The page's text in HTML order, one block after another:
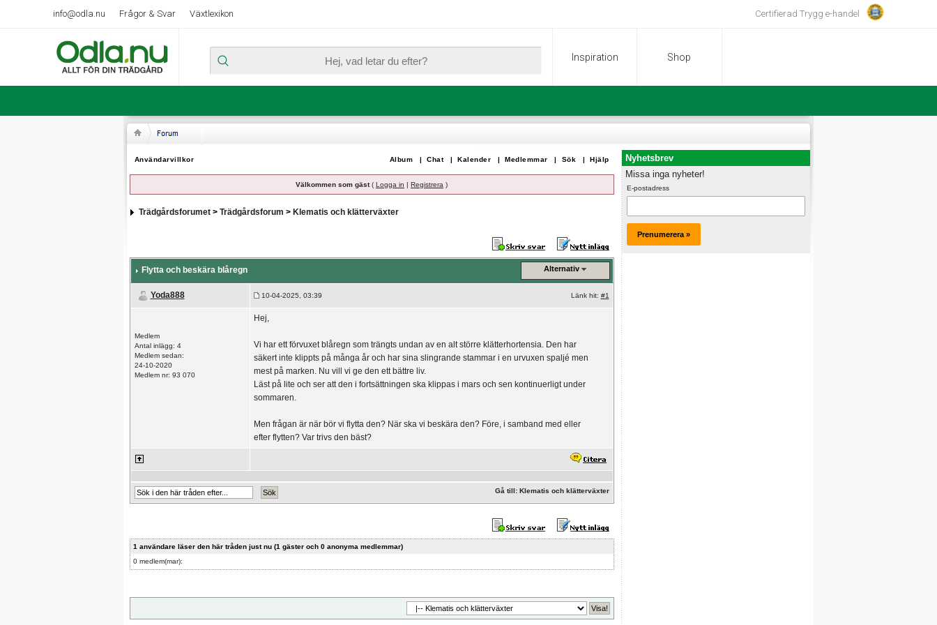
info@odla.nu Frågor & Svar Växtlexikon Certifierad Trygg e-handel
Inspiration Shop
Användarvillkor Hjälp
Sök |
Medlemmar |
Kalender |
Chat |
Album |
Välkommen som gäst( Logga in | Registrera )
Trädgårdsforumet> Trädgårdsforum > Klematis och klätterväxter
Flytta och beskära blåregn Alternativ
Yoda888 10-04-2025, 03:39 Länk hit: #1
Medlem
Antal inlägg: 4
Medlem sedan:
24-10-2020
Medlem nr: 93 070
Hej,
Vi har ett förvuxet blåregn som trängts undan av en alt större klätterhortensia. Den har
säkert inte klippts på många år och har sina slingrande stammar i en urvuxen spaljé men
mest på marken. Nu vill vi ge den ett bättre liv.
Läst på lite och ser att den i fortsättningen ska klippas i mars och sen kontinuerligt under
sommaren.
Men frågan är när bör vi flytta den? När ska vi beskära den? Före, i samband med eller
efter flytten? Var trivs den bäst?
Gå till: Klematis och klätterväxter
1 användare läser den här tråden just nu (1 gäster och 0 anonyma medlemmar)
0 medlem(mar):
Nyhetsbrev
Missa inga nyheter!
E-postadress